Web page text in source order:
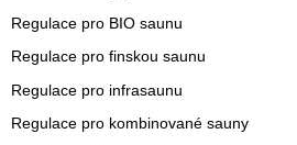
Regulace pro BIO saunu
Regulace pro finskou saunu
Regulace pro infrasaunu
Regulace pro kombinované sauny